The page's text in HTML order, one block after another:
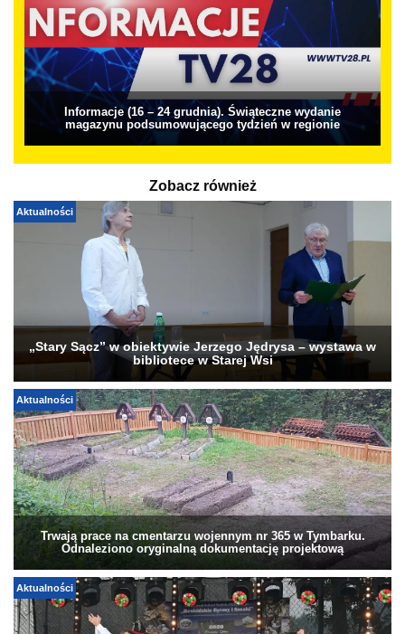
Informacje (16 – 24 grudnia). Świąteczne wydanie
magazynu podsumowującego tydzień w regionie
Zobacz również
Aktualności
„Stary Sącz” w obiektywie Jerzego Jędrysa – wystawa w
bibliotece w Starej Wsi
Aktualności
Trwają prace na cmentarzu wojennym nr 365 w Tymbarku.
Odnaleziono oryginalną dokumentację projektową
Aktualności